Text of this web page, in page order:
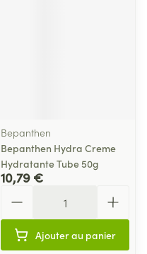
Bepanthen
Bepanthen Hydra Creme
Hydratante Tube 50g
10,79 €
Ajouter au panier